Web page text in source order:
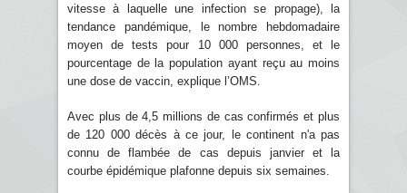
vitesse à laquelle une infection se propage), la
tendance pandémique, le nombre hebdomadaire
moyen de tests pour 10 000 personnes, et le
pourcentage de la population ayant reçu au moins
une dose de vaccin, explique l’OMS.
Avec plus de 4,5 millions de cas confirmés et plus
de 120 000 décès à ce jour, le continent n'a pas
connu de flambée de cas depuis janvier et la
courbe épidémique plafonne depuis six semaines.